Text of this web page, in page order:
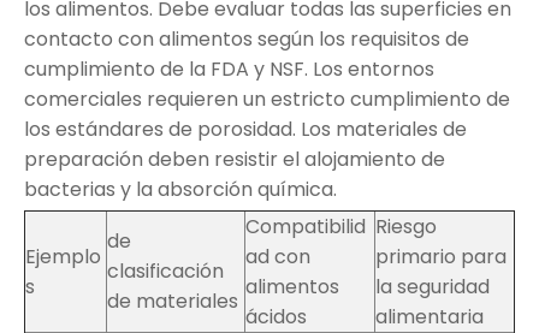
los alimentos. Debe evaluar todas las superficies en
contacto con alimentos según los requisitos de
cumplimiento de la FDA y NSF. Los entornos
comerciales requieren un estricto cumplimiento de
los estándares de porosidad. Los materiales de
preparación deben resistir el alojamiento de
bacterias y la absorción química.
Ejemplo
s
de
clasificación
de materiales
Compatibilid
ad con
alimentos
ácidos
Riesgo
primario para
la seguridad
alimentaria